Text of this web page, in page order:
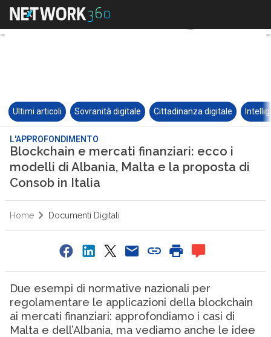
Ultimi articoli Sovranità digitale Cittadinanza digitale
L'APPROFONDIMENTO
Blockchain e mercati finanziari: ecco i
modelli di Albania, Malta e la proposta di
Consob in Italia
Home Documenti Digitali
Due esempi di normative nazionali per
regolamentare le applicazioni della blockchain
ai mercati finanziari: approfondiamo i casi di
Malta e dell’Albania, ma vediamo anche le idee